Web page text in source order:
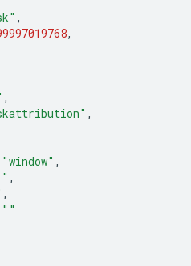
,
,
,
,
"window" ,
,
,
""